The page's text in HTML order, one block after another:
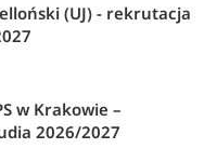
Fizycznego
(UJ) - rekrutacja
w Krakowie –
2026/2027